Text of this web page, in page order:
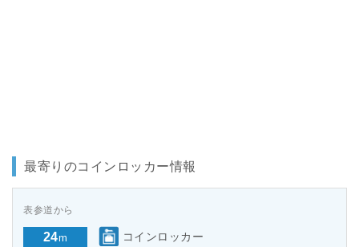
最寄りのコインロッカー情報
表参道から
24m コインロッカー